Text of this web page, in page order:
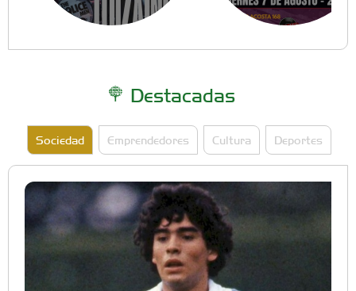
Destacadas
Sociedad Emprendedores Cultura Deportes